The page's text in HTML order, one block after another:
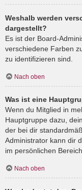
Weshalb werden
dargestellt?
Es ist der Board-
verschiedene Farben
zu identifizieren sind.
Nach oben
Was ist eine
Wenn du Mitglied in
Hauptgruppe dazu,
der bei dir
Administrator kann dir
im persönlichen
Nach oben